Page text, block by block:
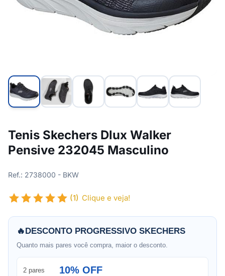
Tenis Skechers Dlux Walker
Pensive 232045 Masculino
Ref.: 2738000 - BKW
(1) Clique e veja!
🔥DESCONTO PROGRESSIVO SKECHERS
Quanto mais pares você compra, maior o desconto.
2 pares 10% OFF